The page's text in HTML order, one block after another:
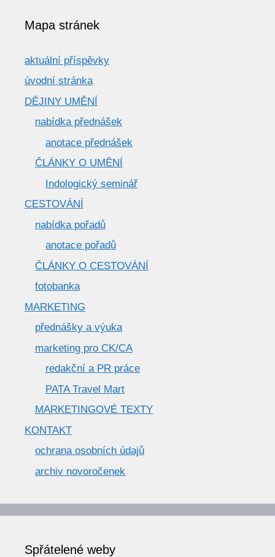
Mapa stránek
aktuální příspěvky
úvodní stránka
DĚJINY UMĚNÍ
nabídka přednášek
anotace přednášek
ČLÁNKY O UMĚNÍ
Indologický seminář
CESTOVÁNÍ
nabídka pořadů
anotace pořadů
ČLÁNKY O CESTOVÁNÍ
fotobanka
MARKETING
přednášky a výuka
marketing pro CK/CA
redakční a PR práce
PATA Travel Mart
MARKETINGOVÉ TEXTY
KONTAKT
ochrana osobních údajů
archiv novoročenek
Spřátelené weby